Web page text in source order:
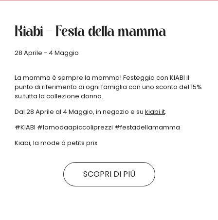
Kiabi – Festa della mamma
28 Aprile - 4 Maggio
La mamma è sempre la mamma! Festeggia con KIABI il
punto di riferimento di ogni famiglia con uno sconto del 15%
su tutta la collezione donna.
Dal 28 Aprile al 4 Maggio, in negozio e su kiabi.it.
#KIABI #lamodaapiccoliprezzi #festadellamamma
Kiabi, la mode à petits prix
SCOPRI DI PIÙ